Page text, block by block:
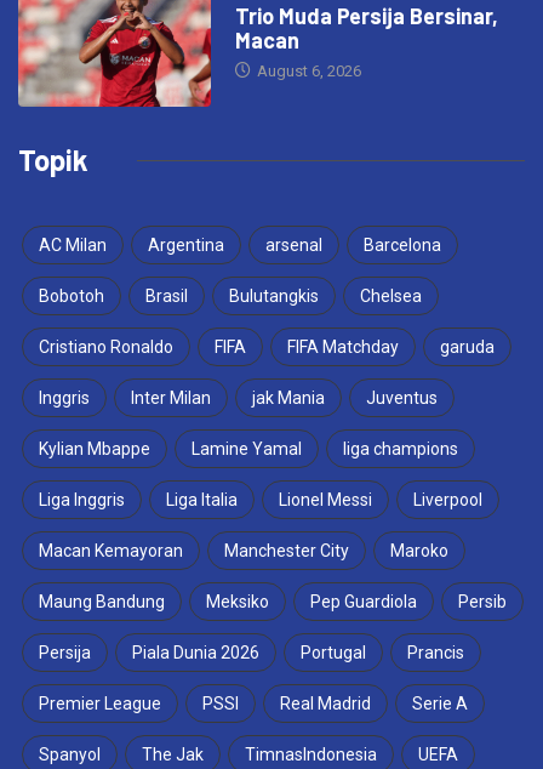
Trio Muda Persija Bersinar,
Macan
August 6, 2026
Topik
AC Milan Argentina arsenal Barcelona
Bobotoh Brasil Bulutangkis Chelsea
Cristiano Ronaldo FIFA FIFA Matchday garuda
Inggris Inter Milan jak Mania Juventus
Kylian Mbappe Lamine Yamal liga champions
Liga Inggris Liga Italia Lionel Messi Liverpool
Macan Kemayoran Manchester City Maroko
Maung Bandung Meksiko Pep Guardiola Persib
Persija Piala Dunia 2026 Portugal Prancis
Premier League PSSI Real Madrid Serie A
Spanyol The Jak TimnasIndonesia UEFA